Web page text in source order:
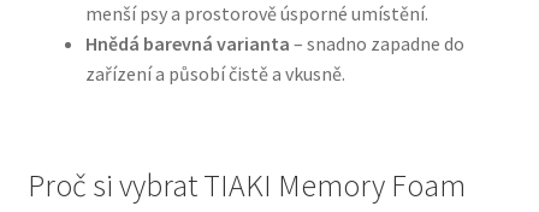
N&D Farmina pro psy — Italské holistic krmivo
menší psy a prostorově úsporné umístění.
Hnědá barevná varianta – snadno zapadne do
zařízení a působí čistě a vkusně.
Proč si vybrat TIAKI Memory Foam